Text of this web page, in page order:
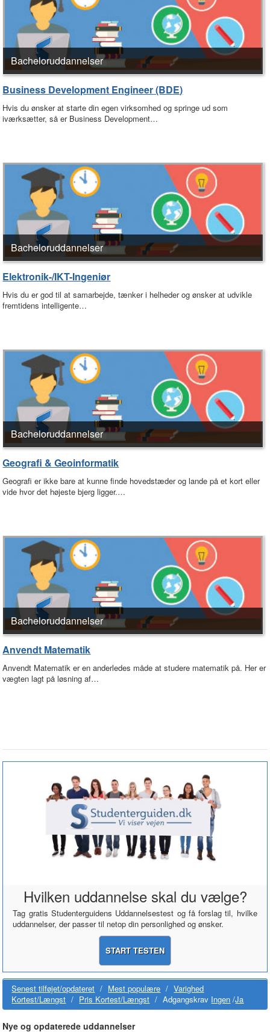
Bacheloruddannelser
Business Development Engineer (BDE)
Hvis du ønsker at starte din egen virksomhed og springe ud som
iværksætter, så er Business Development…
Bacheloruddannelser
Elektronik-/IKT-Ingeniør
Hvis du er god til at samarbejde, tænker i helheder og ønsker at udvikle
fremtidens intelligente…
Bacheloruddannelser
Geografi & Geoinformatik
Geografi er ikke bare at kunne finde hovedstæder og lande på et kort eller
vide hvor det højeste bjerg ligger.…
Bacheloruddannelser
Anvendt Matematik
Anvendt Matematik er en anderledes måde at studere matematik på. Her er
vægten lagt på løsning af…
Hvilken uddannelse skal du vælge?
Tag gratis Studenterguidens Uddannelsestest og få forslag til, hvilke
uddannelser, der passer til netop din personlighed og ønsker.
START TESTEN
Senest tilføjet/opdateret / Mest populære / Varighed
Kortest/Længst / Pris Kortest/Længst / Adgangskrav Ingen /Ja
Nye og opdaterede uddannelser